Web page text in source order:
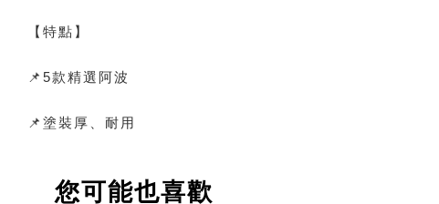
【特點】
📌5款精選阿波
📌塗裝厚、耐用
您可能也喜歡